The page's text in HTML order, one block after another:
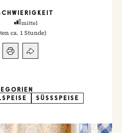
mittel
ca. 1 Stunde)
SÜSSSPEISE